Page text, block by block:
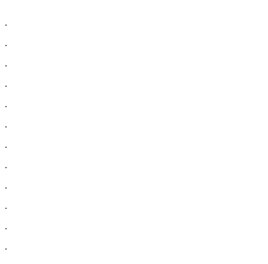
.
.
.
.
.
.
.
.
.
.
.
.